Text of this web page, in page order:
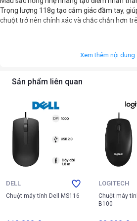
Trọng lượng 118g tạo cảm giác đầm tay,
chuột trở nên chính xác và chắc chắn hơn
Xem thêm nội dung
Sản phẩm liên quan
DELL
Chuột máy tính Dell MS116
LOGITECH
Chuột máy
B100